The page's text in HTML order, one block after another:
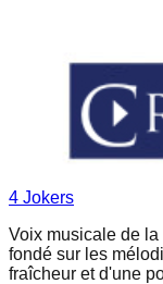
4 Jokers
Voix musicale de la
fondé sur les
fraîcheur et d'une